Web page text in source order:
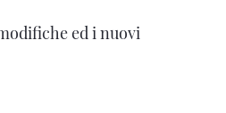
ed i nuovi